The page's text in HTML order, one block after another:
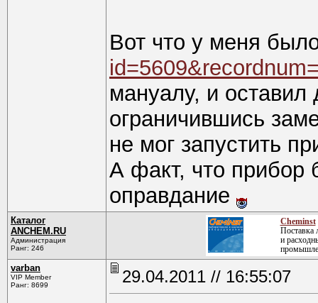
Вот что у меня
мануалу, и оставил
ограничившись
не мог запустить
А факт, что прибор
оправдание
Каталог
ANCHEM.RU
Администрация
Ранг: 246
Cheminst
Поставка
и
varban
VIP Member
Ранг: 8699
29.04.2011 // 16:55:07